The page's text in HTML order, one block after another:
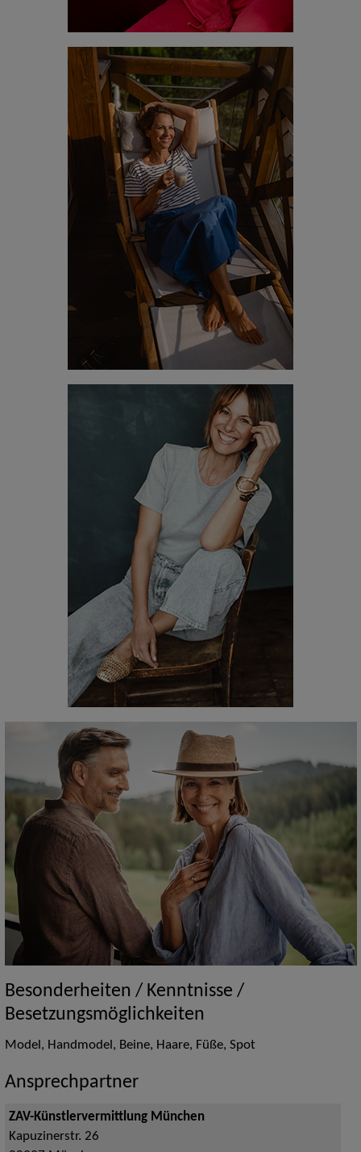
Besonderheiten / Kenntnisse /
Besetzungsmöglichkeiten
Model, Handmodel, Beine, Haare, Füße, Spot
Ansprechpartner
ZAV-Künstlervermittlung München
Kapuzinerstr. 26